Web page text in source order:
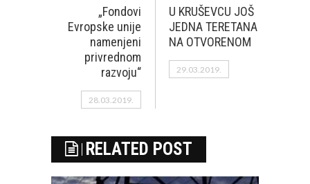
„Fondovi
Evropske unije
namenjeni
privrednom
razvoju“
28.03.2019.
U KRUŠEVCU JOŠ
JEDNA TERETANA
NA OTVORENOM
29.03.2019.
RELATED POST